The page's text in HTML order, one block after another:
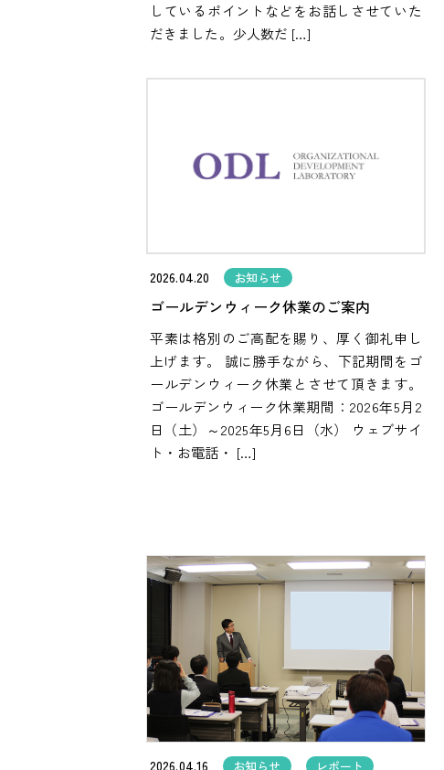
しているポイントなどをお話しさせていた
だきました。少人数だ […]
2026.04.20 お知らせ
ゴールデンウィーク休業のご案内
平素は格別のご高配を賜り、厚く御礼申し
上げます。 誠に勝手ながら、下記期間をゴ
ールデンウィーク休業とさせて頂きます。
ゴールデンウィーク休業期間：2026年5月2
日（土）～2025年5月6日（水） ウェブサイ
ト・お電話・ […]
2026.04.16 お知らせ
レポート